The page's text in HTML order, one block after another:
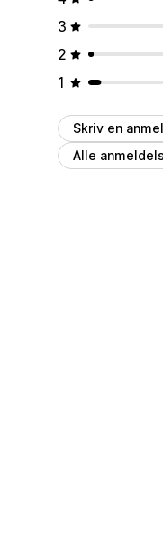
3
2
1
Skriv en
Alle